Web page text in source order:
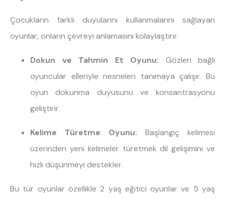
tek kişilik yatak gamer
monte
beşik
toddler yatak
puf
çocuk odası
oyuncu sandalyesi
Çocukların farklı duyularını kullanmalarını sağlayan
oyunlar, onların çevreyi anlamasını kolaylaştırır.
Dokun ve Tahmin Et Oyunu: Gözleri bağlı
oyuncular elleriyle nesneleri tanımaya çalışır. Bu
oyun dokunma duyusunu ve konsantrasyonu
geliştirir.
Kelime Türetme Oyunu: Başlangıç kelimesi
üzerinden yeni kelimeler türetmek dil gelişimini ve
hızlı düşünmeyi destekler.
Bu tür oyunlar özellikle 2 yaş eğitici oyunlar ve 5 yaş